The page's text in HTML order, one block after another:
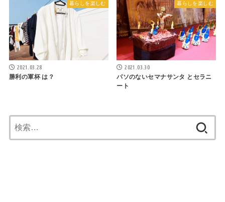
暮らしを楽しむ
2021.03.28
勝利の軍杯 は？
暮らしを楽しむ
2021.03.30
パソのないセマナサンタ とセラニ
ート
索: